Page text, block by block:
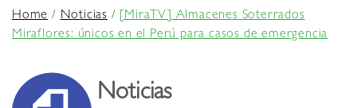
Home/Noticias /
[MiraTV] Almacenes Soterrados
Miraflores: únicos en el Perú para casos de emergencia
Noticias